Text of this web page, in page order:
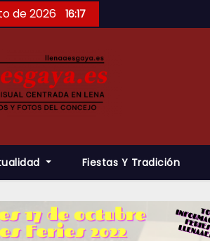
de 2026 16:17
Fiestas Y Tradición